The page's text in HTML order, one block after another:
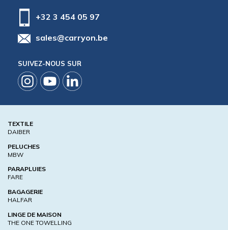
+32 3 454 05 97
sales@carryon.be
SUIVEZ-NOUS SUR
TEXTILE
DAIBER
PELUCHES
MBW
PARAPLUIES
FARE
BAGAGERIE
HALFAR
LINGE DE MAISON
THE ONE TOWELLING